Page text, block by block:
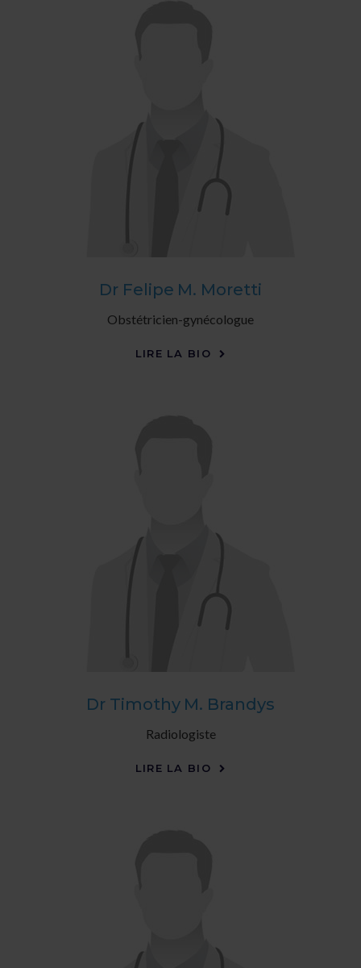
Dr Felipe M. Moretti
Obstétricien-gynécologue
LIRE LA BIO
Dr Timothy M. Brandys
Radiologiste
LIRE LA BIO